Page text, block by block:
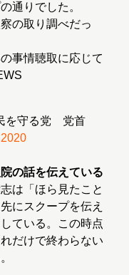
通りでした。
の取り調べだっ
事情聴取に応じて
を守る党 党首
の話を伝えている
は「ほら見たこと
にスクープを伝え
ている。この時点
だけで終わらない